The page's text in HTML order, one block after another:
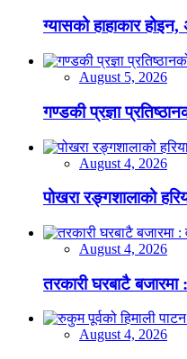
ग्यासको हाहाकार
August 5, 2026
गण्डकी प्रज्ञा
August 4, 2026
पोखरा रङ्गशालाको
August 4, 2026
तरकारी घरबाटै
August 4, 2026